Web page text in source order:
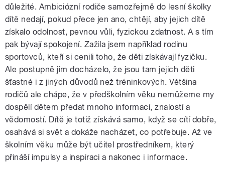
důležité. Ambiciózní rodiče samozřejmě do lesní školky
dítě nedají, pokud přece jen ano, chtějí, aby jejich dítě
získalo odolnost, pevnou vůli, fyzickou zdatnost. A s tím
pak bývají spokojení. Zažila jsem například rodinu
sportovců, kteří si cenili toho, že děti získávají fyzičku.
Ale postupně jim docházelo, že jsou tam jejich děti
šťastné i z jiných důvodů než tréninkových. Většina
rodičů ale chápe, že v předškolním věku nemůžeme my
dospělí dětem předat mnoho informací, znalostí a
vědomostí. Dítě je totiž získává samo, když se cítí dobře,
osahává si svět a dokáže nacházet, co potřebuje. Až ve
školním věku může být učitel prostředníkem, který
přináší impulsy a inspiraci a nakonec i informace.